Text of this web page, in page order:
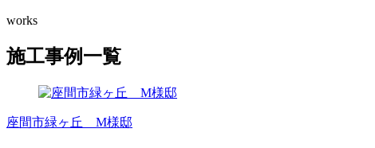
works
施工事例一覧
座間市緑ヶ丘 M様邸